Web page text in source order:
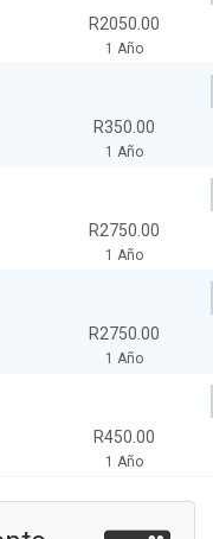
R2050.00
1 Año
R350.00
1 Año
R2750.00
1 Año
R2750.00
1 Año
R450.00
1 Año